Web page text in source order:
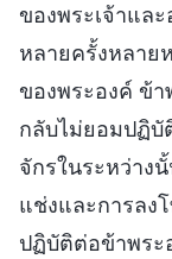
ของพระเจ้าแล
หลายครั้งหลาย
ของพระองค์ ข้า
กลับไม่ยอมปฏิบั
จักรในระหว่าง
แช่งและการลง
ปฏิบัติต่อข้าพระ